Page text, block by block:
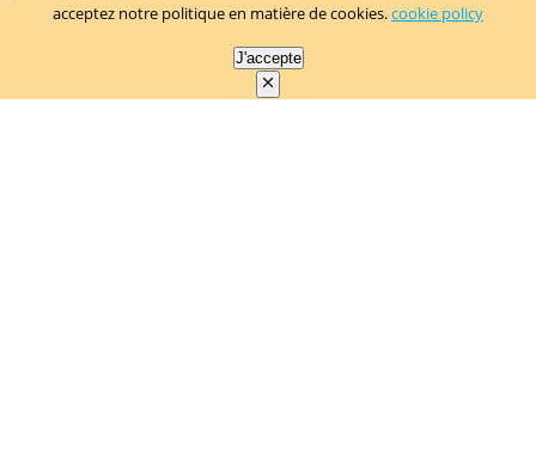
acceptez notre politique en matière de cookies.cookie policy
J'accepte